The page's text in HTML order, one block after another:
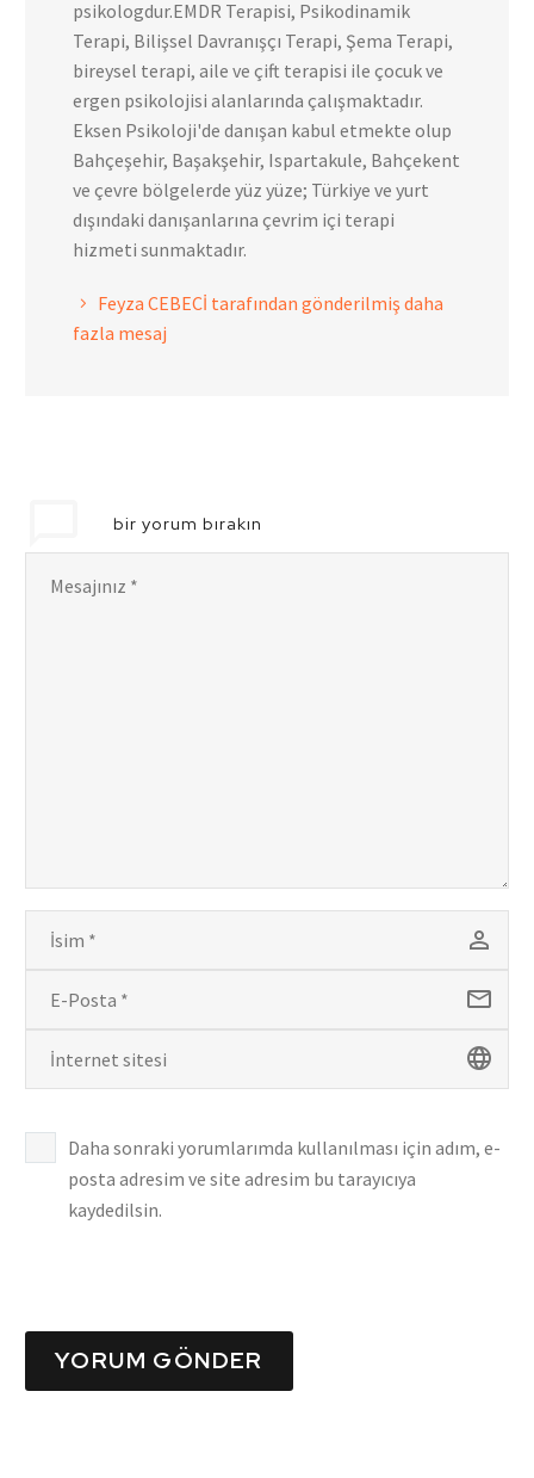
psikologdur.EMDR Terapisi, Psikodinamik
Terapi, Bilişsel Davranışçı Terapi, Şema Terapi,
bireysel terapi, aile ve çift terapisi ile çocuk ve
ergen psikolojisi alanlarında çalışmaktadır.
Eksen Psikoloji'de danışan kabul etmekte olup
Bahçeşehir, Başakşehir, Ispartakule, Bahçekent
ve çevre bölgelerde yüz yüze; Türkiye ve yurt
dışındaki danışanlarına çevrim içi terapi
hizmeti sunmaktadır.
Feyza CEBECİ tarafından gönderilmiş daha
fazla mesaj
bir yorum bırakın
Daha sonraki yorumlarımda kullanılması için adım, e-
posta adresim ve site adresim bu tarayıcıya
kaydedilsin.
YORUM GÖNDER